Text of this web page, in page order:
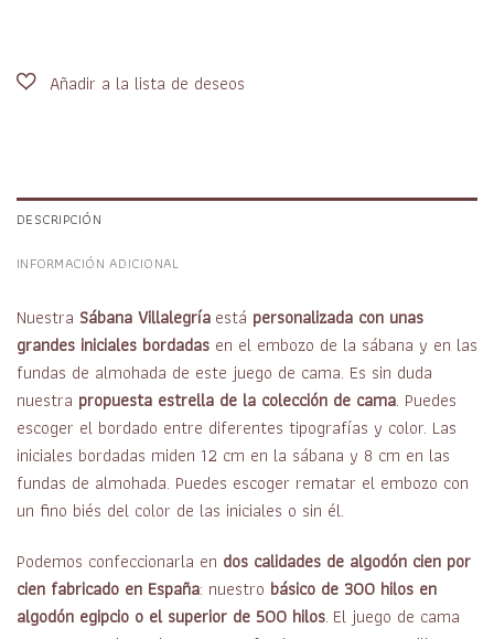
DESCRIPCIÓN
INFORMACIÓN ADICIONAL
Nuestra Sábana Villalegría está personalizada con unas
grandes iniciales bordadas en el embozo de la sábana y en las
fundas de almohada de este juego de cama. Es sin duda
nuestra propuesta estrella de la colección de cama. Puedes
escoger el bordado entre diferentes tipografías y color. Las
iniciales bordadas miden 12 cm en la sábana y 8 cm en las
fundas de almohada. Puedes escoger rematar el embozo con
un fino biés del color de las iniciales o sin él.
Podemos confeccionarla en dos calidades de algodón cien por
cien fabricado en España: nuestro básico de 300 hilos en
algodón egipcio o el superior de 500 hilos. El juego de cama